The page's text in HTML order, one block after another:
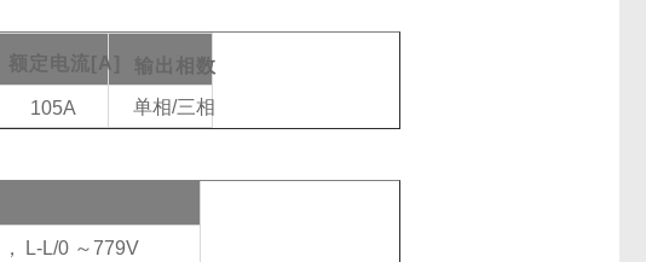
额定电流 [A] 输出相数
105A 单相/三相
， L-L/0 ～779V